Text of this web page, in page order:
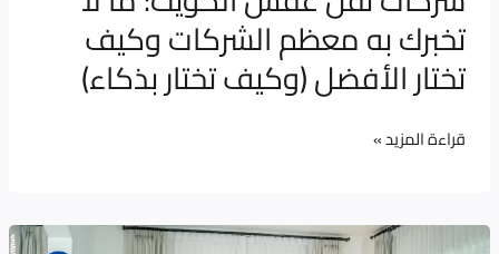
تخبرك به معظم الشركات وكيف
تختار الأفضل (وكيف تختار بذكاء)
وكيف
تختار
الأفضل
(وكيف
تختار
قراءة المزيد »
نقل